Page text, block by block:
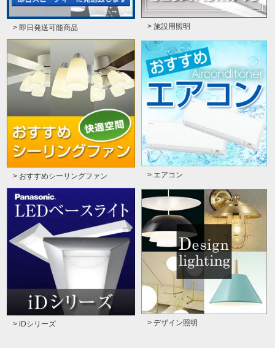
> 即日発送可能商品 > 施設用照明
> おすすめシーリングファン > エアコン
> iDシリーズ > デザイン照明